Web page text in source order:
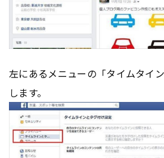
左にあるメニューの「タイムタイ
します。